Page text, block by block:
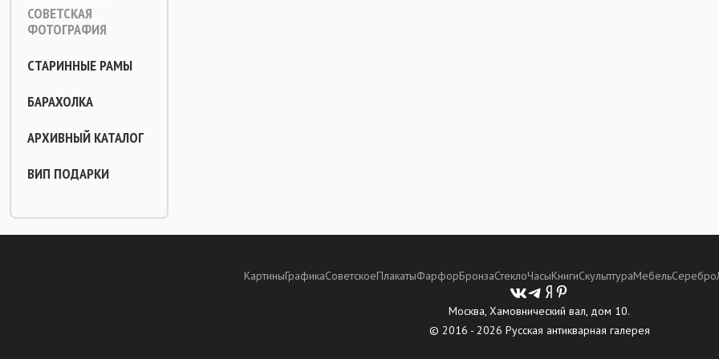
СОВЕТСКАЯ
ФОТОГРАФИЯ
СТАРИННЫЕ РАМЫ
БАРАХОЛКА
АРХИВНЫЙ КАТАЛОГ
ВИП ПОДАРКИ
КартиныГрафикаСоветскоеПлакатыФарфорБронзаСтеклоЧасыКнигиСкульптураМебельСеребро
Москва, Хамовнический вал, дом 10.
© 2016 - 2026 Русская антикварная галерея